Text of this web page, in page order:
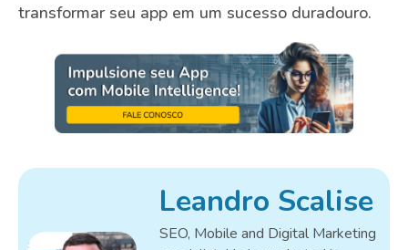
transformar seu app em um sucesso duradouro.
Leandro Scalise
SEO, Mobile and Digital Marketing